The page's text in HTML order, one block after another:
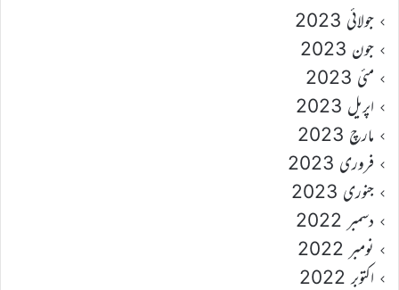
جولائی 2023
جون 2023
مئی 2023
اپریل 2023
مارچ 2023
فروری 2023
جنوری 2023
دسمبر 2022
نومبر 2022
اکتوبر 2022